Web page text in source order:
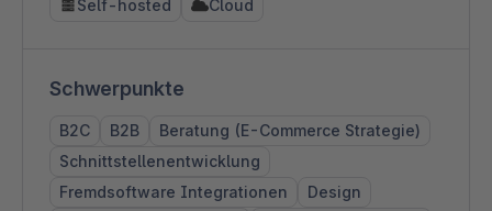
Self-hosted Cloud
Schwerpunkte
B2C B2B
Beratung (E-Commerce Strategie)
Schnittstellenentwicklung
Fremdsoftware Integrationen
Design